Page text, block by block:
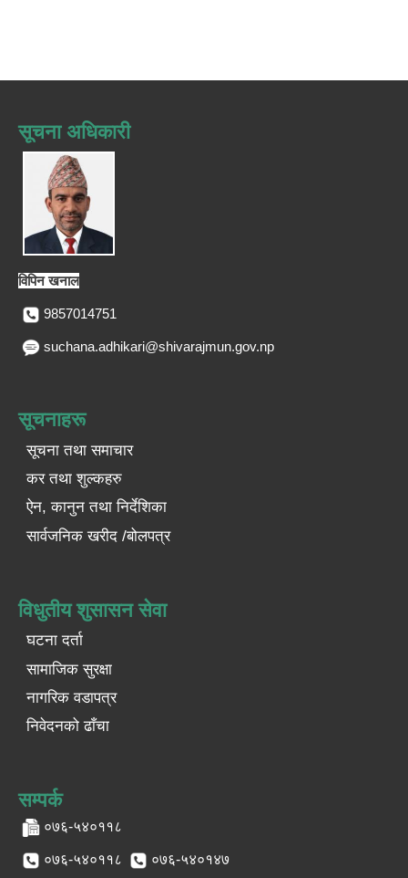
सूचना अधिकारी
विपिन खनाल
9857014751
suchana.adhikari@shivarajmun.gov.np
सूचनाहरू
सूचना तथा समाचार
कर तथा शुल्कहरु
ऐन, कानुन तथा निर्देशिका
सार्वजनिक खरीद /बोलपत्र
विधुतीय शुसासन सेवा
घटना दर्ता
सामाजिक सुरक्षा
नागरिक वडापत्र
निवेदनको ढाँचा
सम्पर्क
०७६-५४०११८
०७६-५४०११८ ०७६-५४०१४७